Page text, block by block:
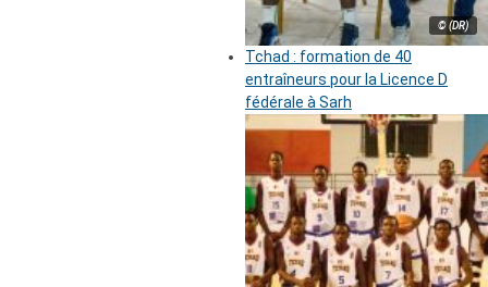
© (DR)
Tchad : formation de 40
entraîneurs pour la Licence D
fédérale à Sarh